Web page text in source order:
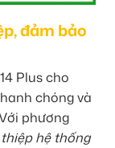
đảm bảo
Plus cho
chóng và
phương
hệ thống